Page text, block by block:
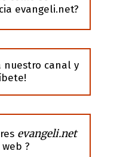
evangeli.net?
nuestro canal y
evangeli.net
?